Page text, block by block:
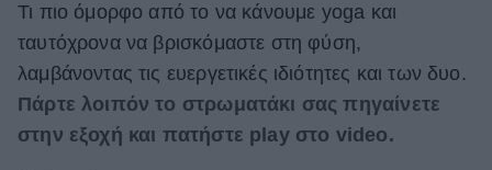
Τι πιο όμορφο από το να κάνουμε yoga και
ταυτόχρονα να βρισκόμαστε στη φύση,
λαμβάνοντας τις ευεργετικές ιδιότητες και των δυο.
Πάρτε λοιπόν το στρωματάκι σας πηγαίνετε
στην εξοχή και πατήστε play στο video.